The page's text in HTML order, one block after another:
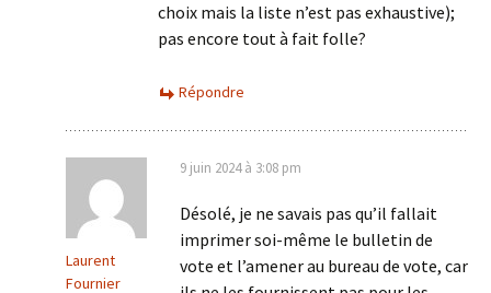
choix mais la liste n’est pas exhaustive);
pas encore tout à fait folle?
Répondre
Laurent
Fournier
9 juin 2024 à 3:08 pm
Désolé, je ne savais pas qu’il fallait
imprimer soi-même le bulletin de
vote et l’amener au bureau de vote, car